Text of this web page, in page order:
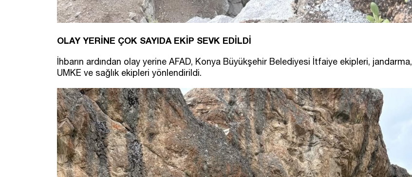
OLAY YERİNE ÇOK SAYIDA EKİP SEVK EDİLDİ
İhbarın ardından olay yerine AFAD, Konya Büyükşehir Belediyesi İtfaiye ekipleri, jandarma,
UMKE ve sağlık ekipleri yönlendirildi.